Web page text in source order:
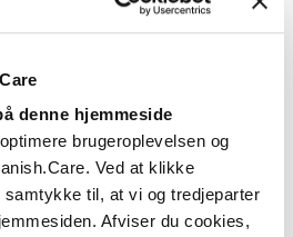
denne hjemmeside
brugeroplevelsen og
Ved at klikke
til, at vi og tredjeparter
Afviser du cookies,
om eksport
dannede Eigtveds Pakhus
i samarbejde med...